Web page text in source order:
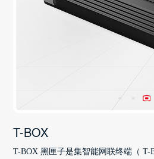
T-BOX
T-BOX 黑匣子是集智能网联终端（